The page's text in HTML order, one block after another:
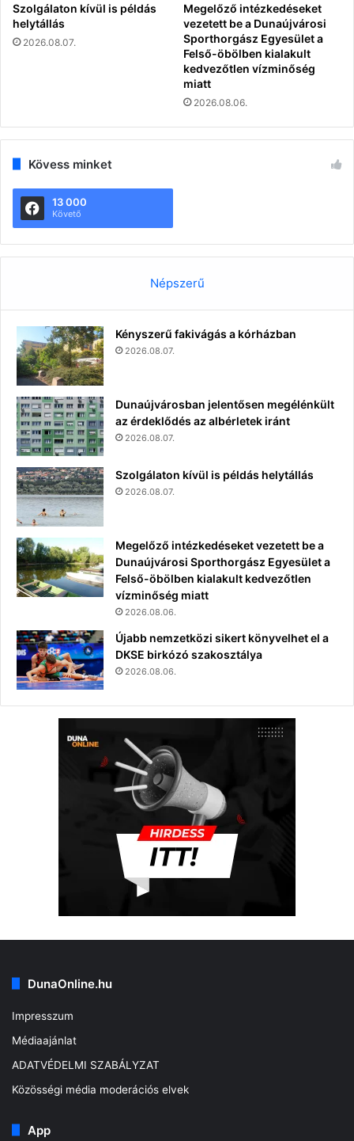
Szolgálaton kívül is példás
helytállás
2026.08.07.
Megelőző intézkedéseket
vezetett be a Dunaújvárosi
Sporthorgász Egyesület a
Felső-öbölben kialakult
kedvezőtlen vízminőség
miatt
2026.08.06.
Kövess minket
13 000
Követő
Népszerű
Kényszerű fakivágás a kórházban
2026.08.07.
Dunaújvárosban jelentősen megélénkült
az érdeklődés az albérletek iránt
2026.08.07.
Szolgálaton kívül is példás helytállás
2026.08.07.
Megelőző intézkedéseket vezetett be a
Dunaújvárosi Sporthorgász Egyesület a
Felső-öbölben kialakult kedvezőtlen
vízminőség miatt
2026.08.06.
Újabb nemzetközi sikert könyvelhet el a
DKSE birkózó szakosztálya
2026.08.06.
DunaOnline.hu
Impresszum
Médiaajánlat
ADATVÉDELMI SZABÁLYZAT
Közösségi média moderációs elvek
App